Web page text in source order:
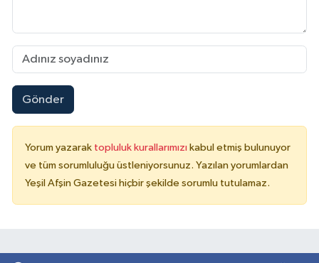
Gönder
Yorum yazarak topluluk kurallarımızı kabul etmiş bulunuyor
ve tüm sorumluluğu üstleniyorsunuz. Yazılan yorumlardan
Yeşil Afşin Gazetesi hiçbir şekilde sorumlu tutulamaz.